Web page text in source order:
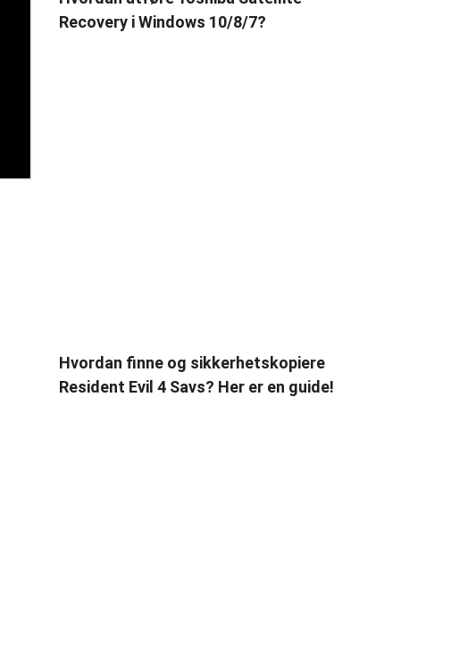
Recovery i Windows 10/8/7?
Hvordan finne og sikkerhetskopiere
Resident Evil 4 Savs? Her er en guide!